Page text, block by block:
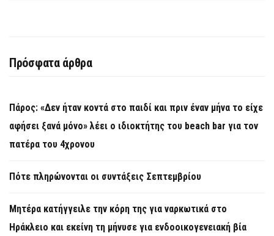
Πρόσφατα άρθρα
Πάρος: «Δεν ήταν κοντά στο παιδί και πριν έναν μήνα το είχε
αφήσει ξανά μόνο» λέει ο ιδιοκτήτης του beach bar για τον
πατέρα του 4χρονου
Πότε πληρώνονται οι συντάξεις Σεπτεμβρίου
Μητέρα κατήγγειλε την κόρη της για ναρκωτικά στο
Ηράκλειο και εκείνη τη μήνυσε για ενδοοικογενειακή βία